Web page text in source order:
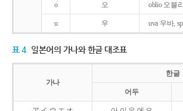
o 오 oblio 오블
u 우 uva 우바,
표 4 일본어의 가나와 한글 대조표
가나
한글
어두